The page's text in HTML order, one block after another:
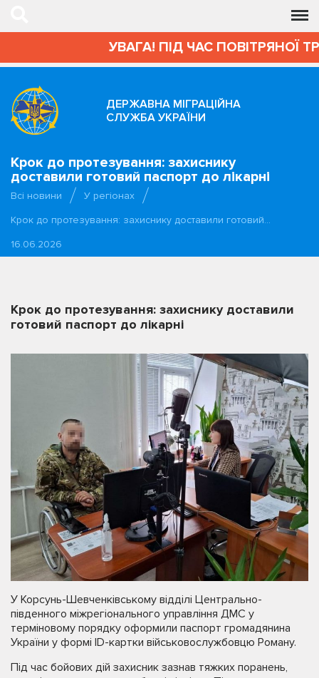
УВАГА! ПІД ЧАС ПОВІТРЯНОЇ
ДЕРЖАВНА МІГРАЦІЙНА
СЛУЖБА УКРАЇНИ
Крок до протезування: захиснику
доставили готовий паспорт до лікарні
Всі новини
У регіонах
Крок до протезування: захиснику доставили готовий…
16.06.2026
Крок до протезування: захиснику доставили
готовий паспорт до лікарні
У Корсунь-Шевченківському відділі Центрально-
південного міжрегіонального управління ДМС у
терміновому порядку оформили паспорт громадянина
України у формі ID-картки військовослужбовцю Роману.
Під час бойових дій захисник зазнав тяжких поранень,